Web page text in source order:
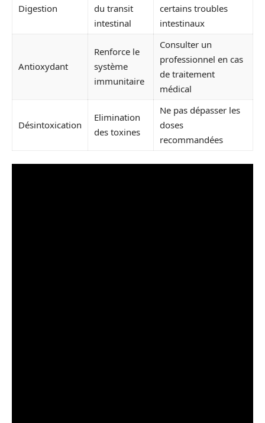
Digestion
du transit
intestinal
certains troubles
intestinaux
Antioxydant
Renforce le
système
immunitaire
Consulter un
professionnel en cas
de traitement
médical
Désintoxication
Elimination
des toxines
Ne pas dépasser les
doses
recommandées